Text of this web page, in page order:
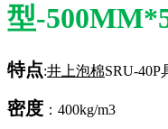
型-
特点:井上泡棉SRU-
密度 ：400kg/m3